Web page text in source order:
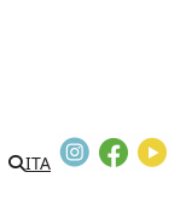
ITA
Instagram